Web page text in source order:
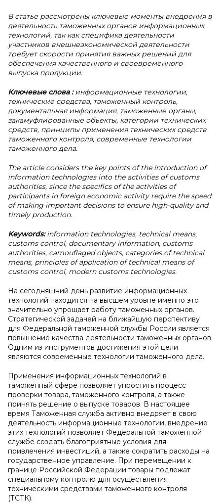
В статье рассмотрены ключевые моменты внедрения в
деятельность таможенных органов информационных
технологий, так как специфика деятельности
участников внешнеэкономической деятельности
требует скорости принятия важных решений для
обеспечения качественного и своевременного
выпуска продукции.
Ключевые слова :информационные технологии,
технические средства, таможенный контроль,
документальная информация, таможенные органы,
закамуфлированные объекты, категории технических
средств, принципы применения технических средств
таможенного контроля, современные технологии
таможенного дела.
The article considers the key points of the introduction of
information technologies into the activities of customs
authorities, since the specifics of the activities of
participants in foreign economic activity require the speed
of making important decisions to ensure high-quality and
timely production.
Keywords:information technologies, technical means,
customs control, documentary information, customs
authorities, camouflaged objects, categories of technical
means, principles of application of technical means of
customs control, modern customs technologies.
На сегодняшний день развитие информационных
технологий находится на высшем уровне именно это
значительно упрощает работу таможенных органов.
Стратегической задачей на ближайшую перспективу
для Федеральной таможенной службы России является
повышение качества деятельности таможенных органов.
Одним из инструментов достижения этой цели
являются современные технологии таможенного дела.
Применения информационных технологий в
таможенный сфере позволяет упростить процесс
проверки товара, таможенного контроля, а также
принять решение о выпуске товаров. В настоящее
время Таможенная служба активно внедряет в свою
деятельность информационные технологии, внедрение
этих технологий позволяет Федеральной таможенной
службе создать благоприятные условия для
привлечения инвестиций, а также сократить расходы на
государственное управление. При перемещении к
границе Российской Федерации товары подлежат
специальному контролю для осуществления
техническими средствами таможенного контроля
(ТСТК).